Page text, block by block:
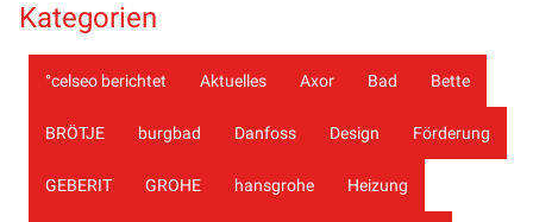
Kategorien
°celseo berichtet Aktuelles Axor Bad Bette
BRÖTJE burgbad Danfoss Design Förderung
GEBERIT GROHE hansgrohe Heizung